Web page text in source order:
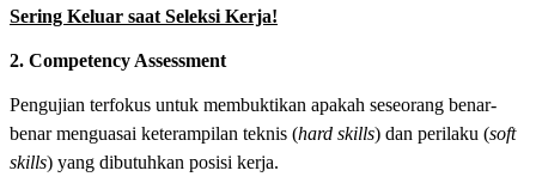
Sering Keluar saat Seleksi Kerja!
2. Competency Assessment
Pengujian terfokus untuk membuktikan apakah seseorang benar-
benar menguasai keterampilan teknis (hard skills) dan perilaku (soft
skills) yang dibutuhkan posisi kerja.